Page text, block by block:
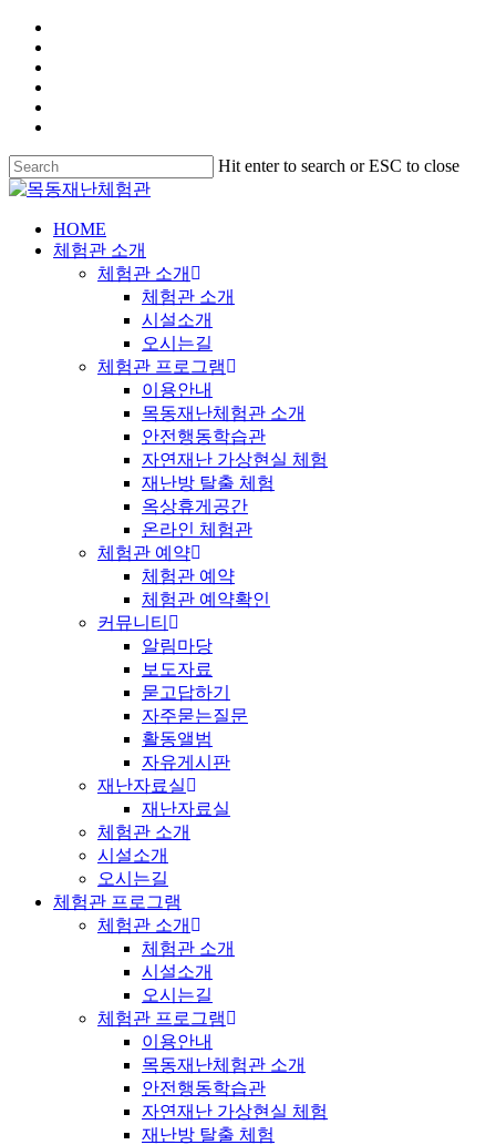
Hit enter to search or ESC to close
HOME
체험관 소개
체험관 소개
체험관 소개
시설소개
오시는길
체험관 프로그램
이용안내
목동재난체험관 소개
안전행동학습관
자연재난 가상현실 체험
재난방 탈출 체험
옥상휴게공간
온라인 체험관
체험관 예약
체험관 예약
체험관 예약확인
커뮤니티
알림마당
보도자료
묻고답하기
자주묻는질문
활동앨범
자유게시판
재난자료실
재난자료실
체험관 소개
시설소개
오시는길
체험관 프로그램
체험관 소개
체험관 소개
시설소개
오시는길
체험관 프로그램
이용안내
목동재난체험관 소개
안전행동학습관
자연재난 가상현실 체험
재난방 탈출 체험